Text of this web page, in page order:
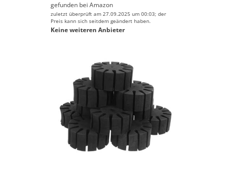
gefunden bei Amazon
zuletzt überprüft am 27.09.2025 um 00:03; der
Preis kann sich seitdem geändert haben.
Keine weiteren Anbieter